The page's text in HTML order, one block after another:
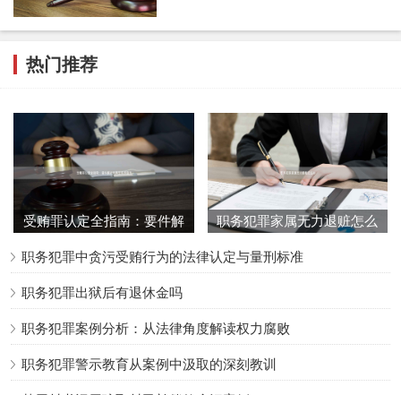
热门推荐
受贿罪认定全指南：要件解
职务犯罪家属无力退赃怎么
职务犯罪中贪污受贿行为的法律认定与量刑标准
职务犯罪出狱后有退休金吗
职务犯罪案例分析：从法律角度解读权力腐败
职务犯罪警示教育从案例中汲取的深刻教训